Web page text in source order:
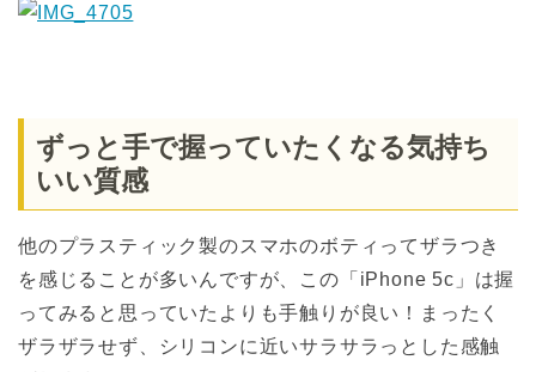
ずっと手で握っていたくなる気持ち
いい質感
他のプラスティック製のスマホのボティってザラつき
を感じることが多いんですが、この「iPhone 5c」は握
ってみると思っていたよりも手触りが良い！まったく
ザラザラせず、シリコンに近いサラサラっとした感触